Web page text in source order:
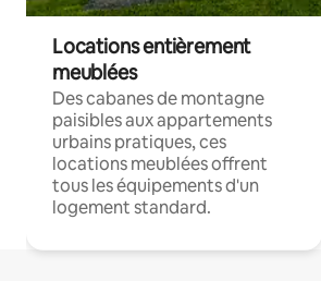
Locations entièrement
meublées
Des cabanes de montagne
paisibles aux appartements
urbains pratiques, ces
locations meublées offrent
tous les équipements d'un
logement standard.